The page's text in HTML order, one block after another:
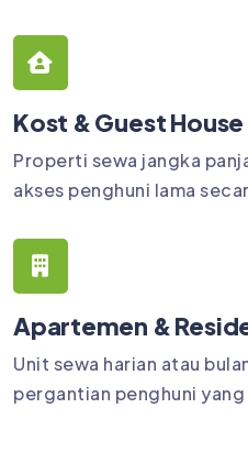
Kost & Guest House
Properti sewa jangka
akses penghuni lama
Apartemen &
Unit sewa harian atau
pergantian penghuni